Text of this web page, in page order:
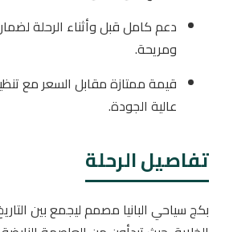
دعم كامل قبل وأثناء الرحلة
ومريحة.
قيمة ممتازة مقابل السعر مع
عالية الجودة.
تفاصيل الرحلة
بكج سياحي البانيا مصمم ليجمع بين